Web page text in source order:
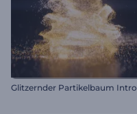
Glitzernder Partikelbaum Intro